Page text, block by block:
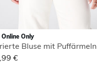
Online Only
Bluse mit Puffärmeln
€